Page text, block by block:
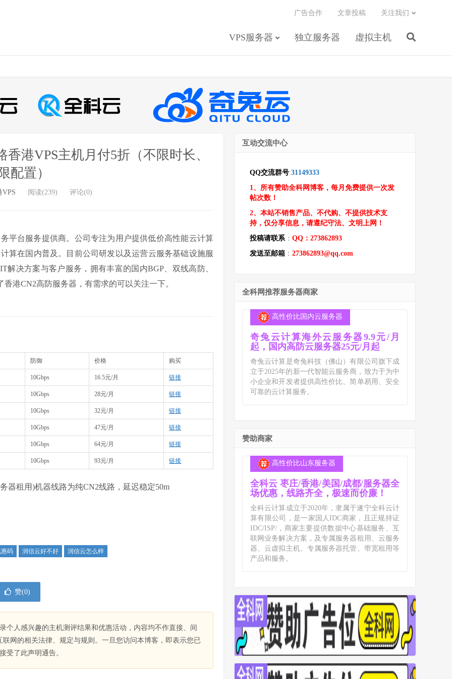
VPS服务器 独立服务器 虚拟主机
广告合作 文章投稿 关注我们
港VPS主机月付5折（不限时长、
配置）
VPS 阅读(239) 评论(0)
平台服务提供商。公司专注为用户提供低价高性能云计算
算在国内普及。目前公司研发以及运营云服务基础设施服
解决方案与客户服务，拥有丰富的国内BGP、双线高防、
香港CN2高防服务器，有需求的可以关注一下。
防御 价格 购买
10Gbps 16.5元/月 链接
10Gbps 28元/月 链接
10Gbps 32元/月 链接
10Gbps 47元/月 链接
10Gbps 64元/月 链接
10Gbps 93元/月 链接
器租用)机器线路为纯CN2线路，延迟稳定50m
码 润信云好不好 润信云怎么样
赞(0)
个人感兴趣的主机测评结果和优惠活动，内容均不作直接、间
网的相关法律、规定与规则。一旦您访问本博客，即表示您已
受了此声明通告。
互动交流中心
QQ交流群号:31149333
1、所有赞助全科网博客，每月免费提供一次发
帖次数！
2、本站不销售产品、不代购、不提供技术支
持，仅分享信息，请遵纪守法、文明上网！
投稿请联系： QQ：273862893
发送至邮箱 ： 273862893@qq.com
全科网推荐服务器商家
高性价比国内云服务器
奇兔云计算海外云服务器9.9元/月
起，国内高防云服务器25元/月起
奇兔云计算是奇兔科技（佛山）有限公司旗下成
立于2025年的新一代智能云服务商，致力于为中
小企业和开发者提供高性价比、简单易用、安全
可靠的云计算服务。
赞助商家
高性价比山东服务器
全科云 枣庄/香港/美国/成都/服务器全
场优惠，线路齐全，极速而价廉！
全科云计算成立于2020年，隶属于遂宁全科云计
算有限公司，是一家国人IDC商家，且正规持证
IDC/ISP/，商家主要提供数据中心基础服务、互
联网业务解决方案，及专属服务器租用、云服务
器、云虚拟主机、专属服务器托管、带宽租用等
产品和服务。